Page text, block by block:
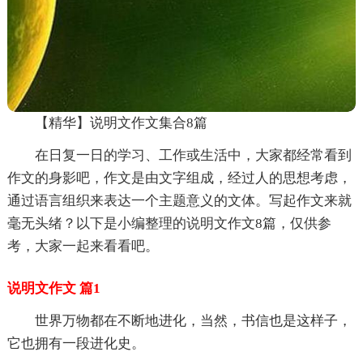
【精华】说明文作文集合8篇
在日复一日的学习、工作或生活中，大家都经常看到
作文的身影吧，作文是由文字组成，经过人的思想考虑，
通过语言组织来表达一个主题意义的文体。写起作文来就
毫无头绪？以下是小编整理的说明文作文8篇，仅供参
考，大家一起来看看吧。
说明文作文 篇1
世界万物都在不断地进化，当然，书信也是这样子，
它也拥有一段进化史。